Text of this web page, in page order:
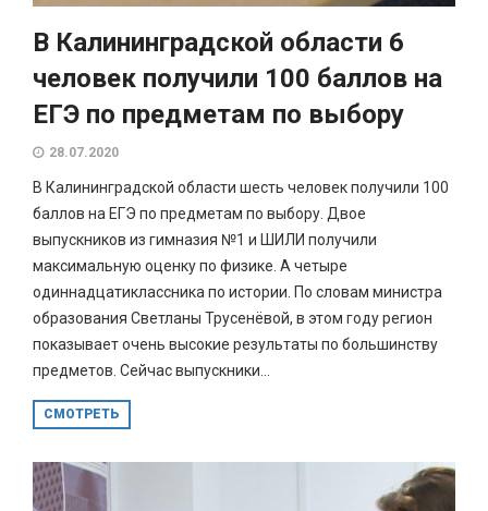
В Калининградской области 6
человек получили 100 баллов на
ЕГЭ по предметам по выбору
28.07.2020
В Калининградской области шесть человек получили 100
баллов на ЕГЭ по предметам по выбору. Двое
выпускников из гимназия №1 и ШИЛИ получили
максимальную оценку по физике. А четыре
одиннадцатиклассника по истории. По словам министра
образования Светланы Трусенёвой, в этом году регион
показывает очень высокие результаты по большинству
предметов. Сейчас выпускники...
СМОТРЕТЬ